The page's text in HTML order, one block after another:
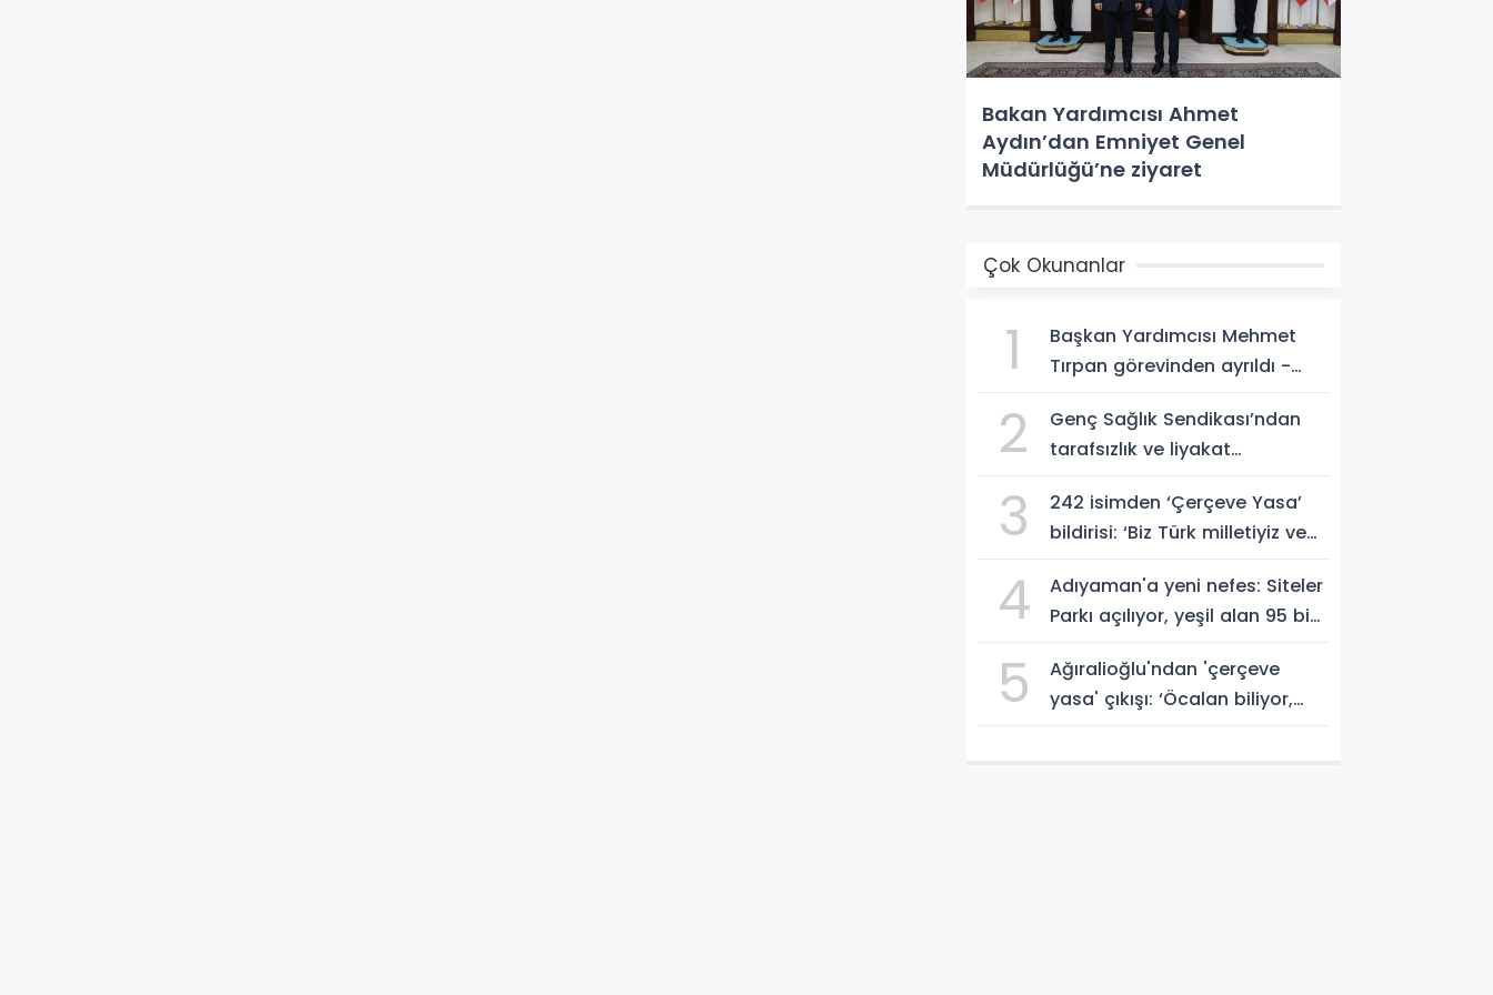
Bakan Yardımcısı Ahmet
Aydın’dan Emniyet Genel
Müdürlüğü’ne ziyaret
Çok Okunanlar
1
Başkan Yardımcısı Mehmet
Tırpan görevinden ayrıldı -
2
Genç Sağlık Sendikası’ndan
tarafsızlık ve liyakat
3
242 isimden ‘Çerçeve Yasa’
bildirisi: ‘Biz Türk milletiyiz ve
4
Adıyaman'a yeni nefes: Siteler
Parkı açılıyor, yeşil alan 95 bin
Haber
5
Ağıralioğlu'ndan 'çerçeve
yasa' çıkışı: ‘Öcalan biliyor,